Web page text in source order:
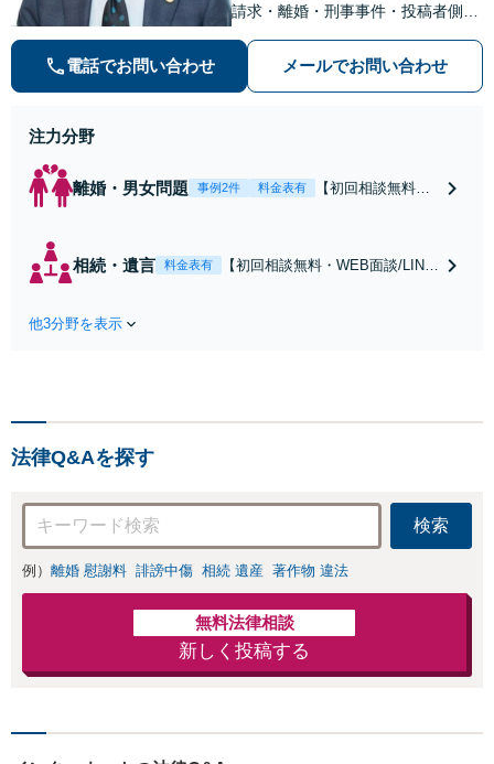
請求・離婚・刑事事件・投稿者側発
数。オーダーメイドのサービスで問
題解決や事業の推進を強力にサポー
電話でお問い合わせ メールでお問い合わせ
注力分野
離婚・男女問題 事例2件 料金表有
【初回相談無料・
倫の早期解決】
相続・遺言 料金表有
【初回相談無料・WEB面談/LINE
【地域密着】
他3分野を表示
法律Q&Aを探す
検索
例） 離婚 慰謝料 誹謗中傷 相続 遺産 著作物 違法
無料法律相談
新しく投稿する